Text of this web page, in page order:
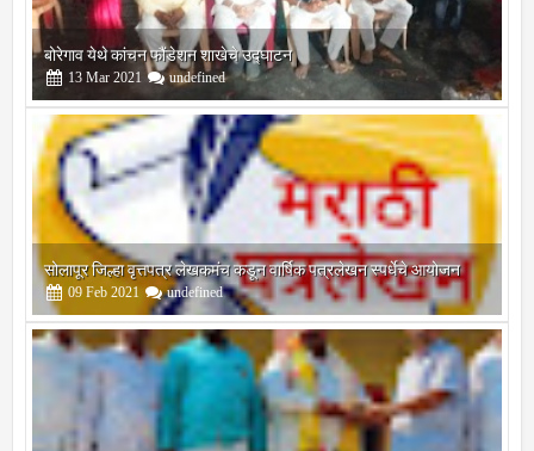
बोरेगाव येथे कांचन फौंडेशन शाखेचे उद्घाटन
Mar 2021 undefined
सोलापूर जिल्हा वृत्तपत्र लेखकमंच कडून वार्षिक पत्रलेखन स्पर्धेचे आयोजन
09 Feb 2021 undefined
श्री मल्लिकार्जुन प्रशालेकडून उमाकांत गाढवे यांचा सत्कार